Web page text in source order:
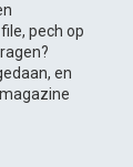
pech op
en